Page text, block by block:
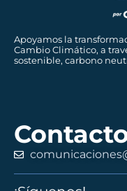
Apoyamos la
Cambio Climático, a
sostenible, carbono